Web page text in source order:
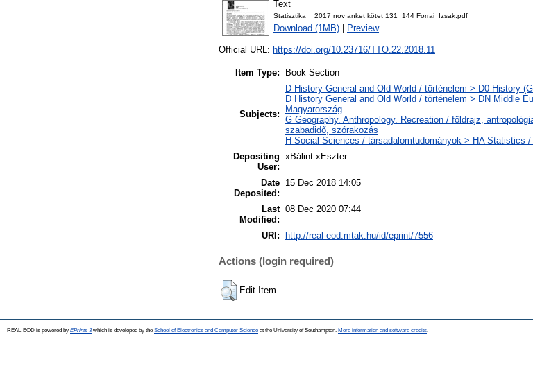
Text
Statisztika _ 2017 nov anket kötet 131_144 Forrai_Izsak.pdf
Download (1MB) Preview
Official URL: https://doi.org/10.23716/TTO.22.2018.11
Item Type: Book Section
Subjects:
D History General and Old World / történelem > D0 History
D History General and Old World / történelem > DN Middle
Magyarország
G Geography. Anthropology. Recreation / földrajz,
szabadidő, szórakozás
H Social Sciences / társadalomtudományok > HA Statistics
Depositing
User:
xBálint xEszter
Date
Deposited:
15 Dec 2018 14:05
Last
Modified:
08 Dec 2020 07:44
URI: http://real-eod.mtak.hu/id/eprint/7556
Actions (login required)
Edit Item
REAL-EOD is powered by EPrints 3which is developed by the School of Electronics and Computer Science at the University of Southampton. More information and software credits